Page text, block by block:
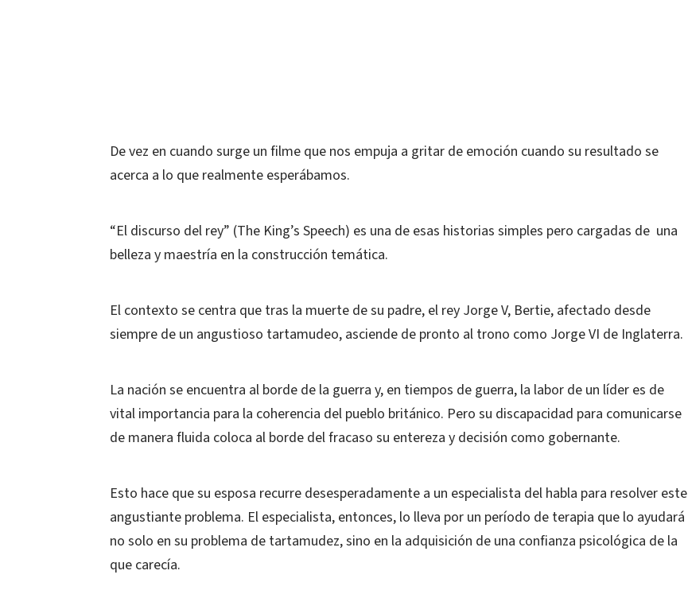
De vez en cuando surge un filme que nos empuja a gritar de emoción cuando su resultado se
acerca a lo que realmente esperábamos.
“El discurso del rey” (The King’s Speech) es una de esas historias simples pero cargadas de una
belleza y maestría en la construcción temática.
El contexto se centra que tras la muerte de su padre, el rey Jorge V, Bertie, afectado desde
siempre de un angustioso tartamudeo, asciende de pronto al trono como Jorge VI de Inglaterra.
La nación se encuentra al borde de la guerra y, en tiempos de guerra, la labor de un líder es de
vital importancia para la coherencia del pueblo británico. Pero su discapacidad para comunicarse
de manera fluida coloca al borde del fracaso su entereza y decisión como gobernante.
Esto hace que su esposa recurre desesperadamente a un especialista del habla para resolver este
angustiante problema. El especialista, entonces, lo lleva por un período de terapia que lo ayudará
no solo en su problema de tartamudez, sino en la adquisición de una confianza psicológica de la
que carecía.